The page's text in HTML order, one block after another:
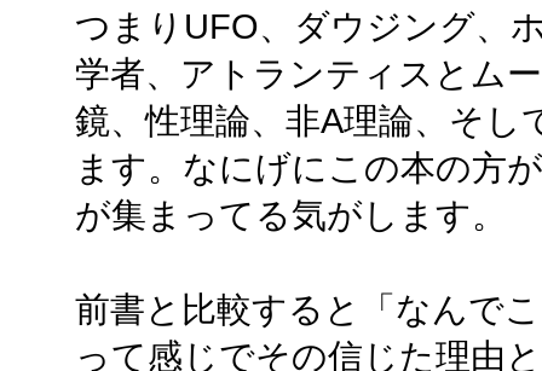
つまりUFO、ダウジング、
学者、アトランティスとム
鏡、性理論、非A理論、そ
ます。なにげにこの本の方
が集まってる気がします。
前書と比較すると「なんで
って感じでその信じた理由